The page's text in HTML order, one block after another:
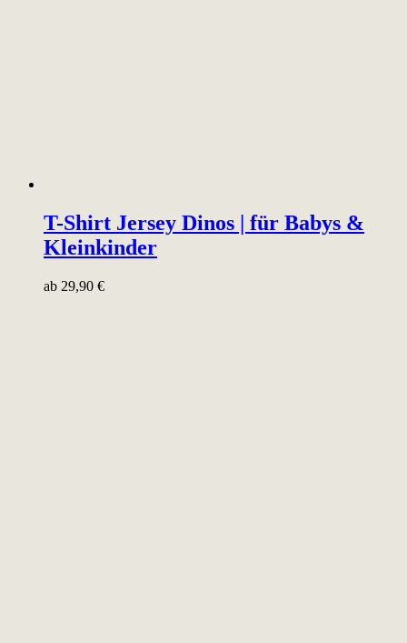
T-Shirt Jersey Dinos | für Babys &
Kleinkinder
ab 29,90 €